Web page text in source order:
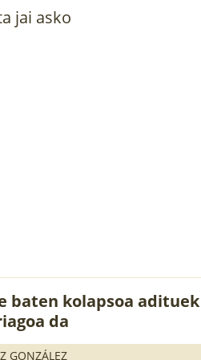
jai asko
baten kolapsoa adituek
da
GONZÁLEZ